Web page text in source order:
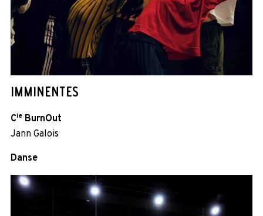
IMMINENTES
Cie BurnOut
Jann Galois
Danse